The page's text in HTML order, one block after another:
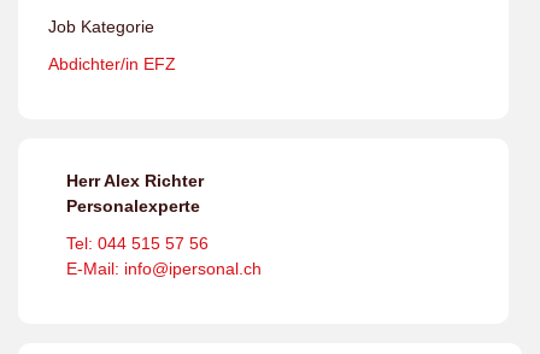
Job Kategorie
Abdichter/in EFZ
Herr Alex Richter
Personalexperte
Tel: 044 515 57 56
E-Mail: info@ipersonal.ch